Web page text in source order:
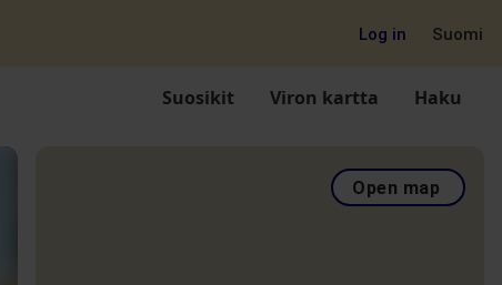
Log in Suomi
Suosikit Viron kartta Haku
Open map